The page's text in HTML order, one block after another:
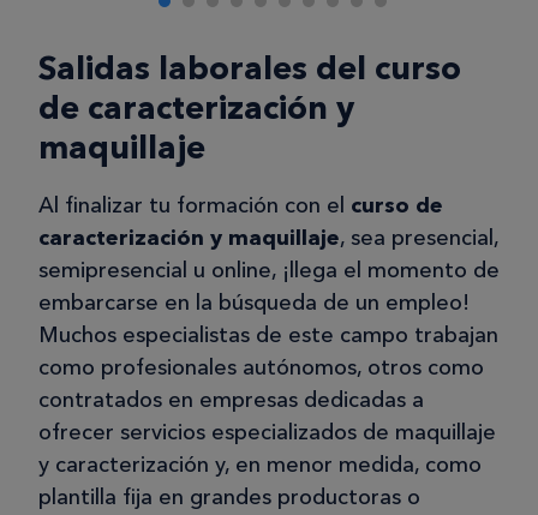
Salidas laborales del curso
de caracterización y
maquillaje
Al finalizar tu formación con el curso de
caracterización y maquillaje, sea presencial,
semipresencial u online, ¡llega el momento de
embarcarse en la búsqueda de un empleo!
Muchos especialistas de este campo trabajan
como profesionales autónomos, otros como
contratados en empresas dedicadas a
ofrecer servicios especializados de maquillaje
y caracterización y, en menor medida, como
plantilla fija en grandes productoras o